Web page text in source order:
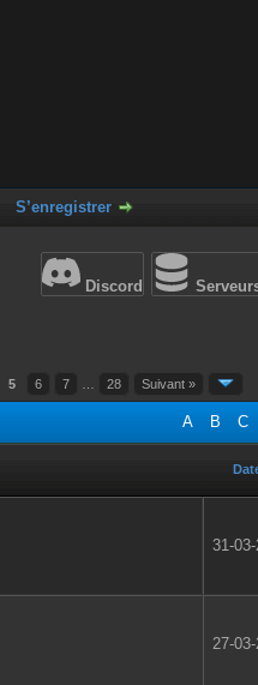
S’enregistrer
Discord
5 6 7 28 Suivant »
A B C
31-
27-